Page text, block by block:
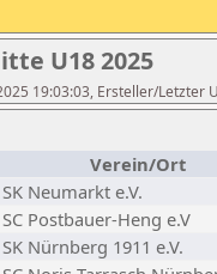
U18 2025
19:03:03, Ersteller/Letzter
Verein/Ort
SK Neumarkt e.V.
SC Postbauer-Heng e.V
SK Nürnberg 1911 e.V.